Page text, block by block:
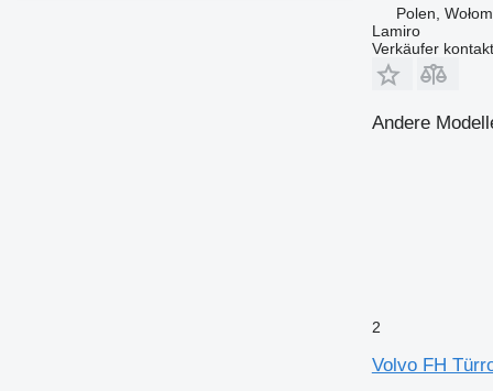
Polen,
Lamiro
Verkäufer
Andere
2
Volvo FH